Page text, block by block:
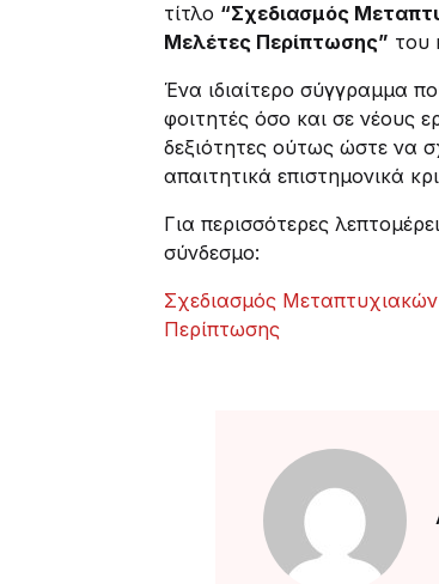
τίτλο “Σχεδιασμός
Μελέτες Περίπτωσης” του
Ένα ιδιαίτερο σύγγραμμα
φοιτητές όσο και σε νέους
δεξιότητες ούτως ώστε να
απαιτητικά επιστημονικά
Για περισσότερες
σύνδεσμο:
Σχεδιασμός
Περίπτωσης